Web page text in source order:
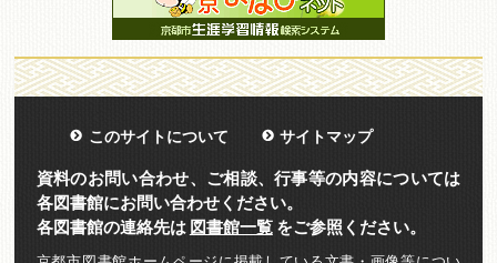
このサイトについて サイトマップ
資料のお問い合わせ、ご相談、行事等の内容については
各図書館にお問い合わせください。
各図書館の連絡先は 図書館一覧をご参照ください。